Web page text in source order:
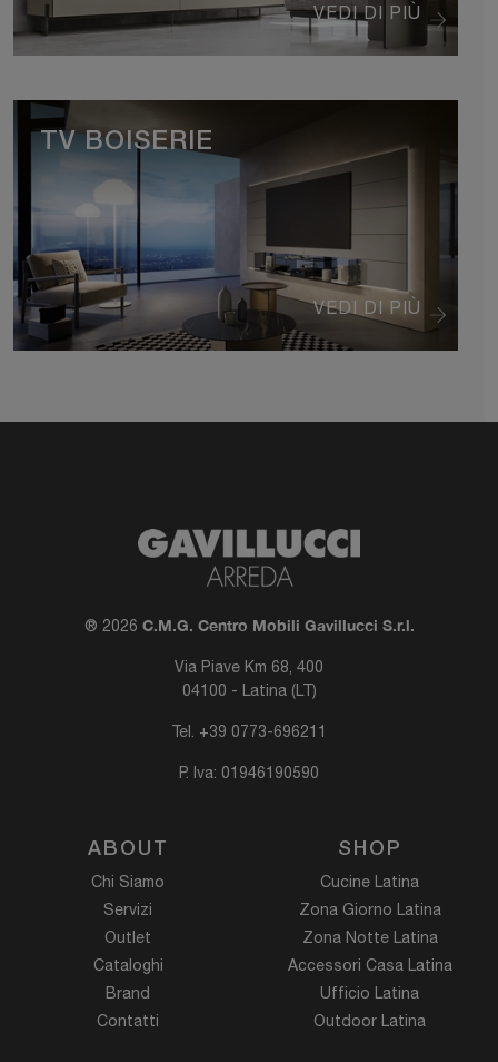
VEDI DI PIÙ
VEDI DI PIÙ
TV BOISERIE
® 2026 C.M.G. Centro Mobili Gavillucci S.r.l.
Via Piave Km 68, 400
04100 - Latina (LT)
Tel. +39 0773-696211
P. Iva: 01946190590
ABOUT
Chi Siamo
Servizi
Outlet
Cataloghi
Brand
Contatti
SHOP
Cucine Latina
Zona Giorno Latina
Zona Notte Latina
Accessori Casa Latina
Ufficio Latina
Outdoor Latina